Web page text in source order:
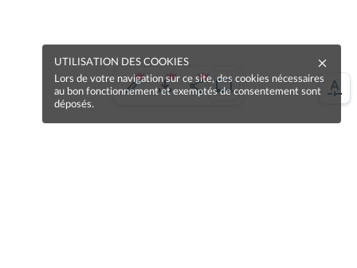
UTILISATION DES COOKIES
Lors de votre navigation sur ce site, des cookies nécessaires
au bon fonctionnement et exemptés de consentement sont
déposés.